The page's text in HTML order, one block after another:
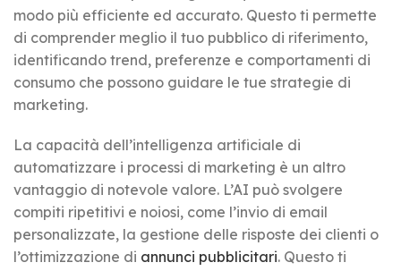
modo più efficiente ed accurato. Questo ti permette
di comprender meglio il tuo pubblico di riferimento,
identificando trend, preferenze e comportamenti di
consumo che possono guidare le tue strategie di
marketing.
La capacità dell’intelligenza artificiale di
automatizzare i processi di marketing è un altro
vantaggio di notevole valore. L’AI può svolgere
compiti ripetitivi e noiosi, come l’invio di email
personalizzate, la gestione delle risposte dei clienti o
l’ottimizzazione di annunci pubblicitari. Questo ti